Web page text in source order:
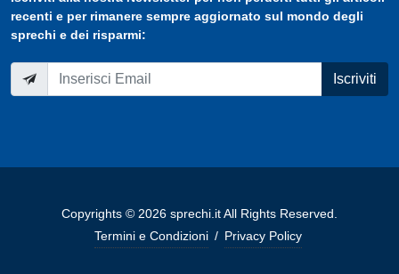
recenti e per rimanere sempre aggiornato sul mondo degli
sprechi e dei risparmi:
Iscriviti
Copyrights © 2026 sprechi.it All Rights Reserved.
Termini e Condizioni / Privacy Policy